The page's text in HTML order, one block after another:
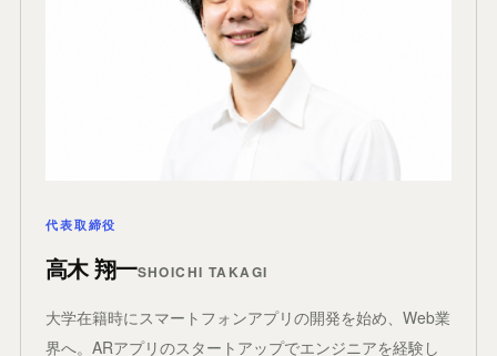
代表取締役
高木 翔一SHOICHI TAKAGI
大学在籍時にスマートフォンアプリの開発を始め、Web業
界へ。ARアプリのスタートアップでエンジニアを経験し